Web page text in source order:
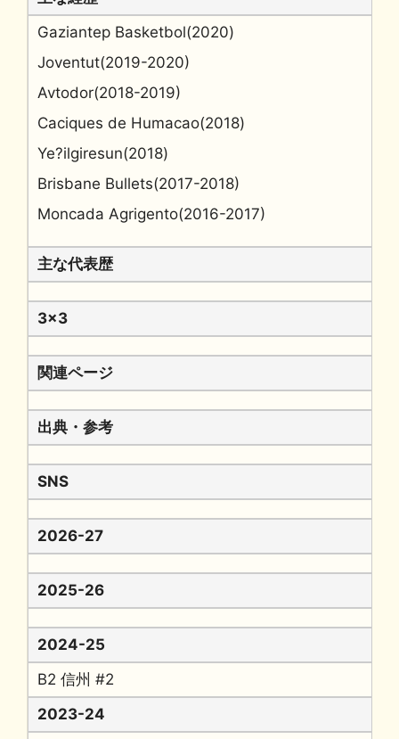
Gaziantep Basketbol(2020)
Joventut(2019-2020)
Avtodor(2018-2019)
Caciques de Humacao(2018)
Ye?ilgiresun(2018)
Brisbane Bullets(2017-2018)
Moncada Agrigento(2016-2017)
主な代表歴
3x3
関連ページ
出典・参考
SNS
2026-27
2025-26
2024-25
B2 信州 #2
2023-24